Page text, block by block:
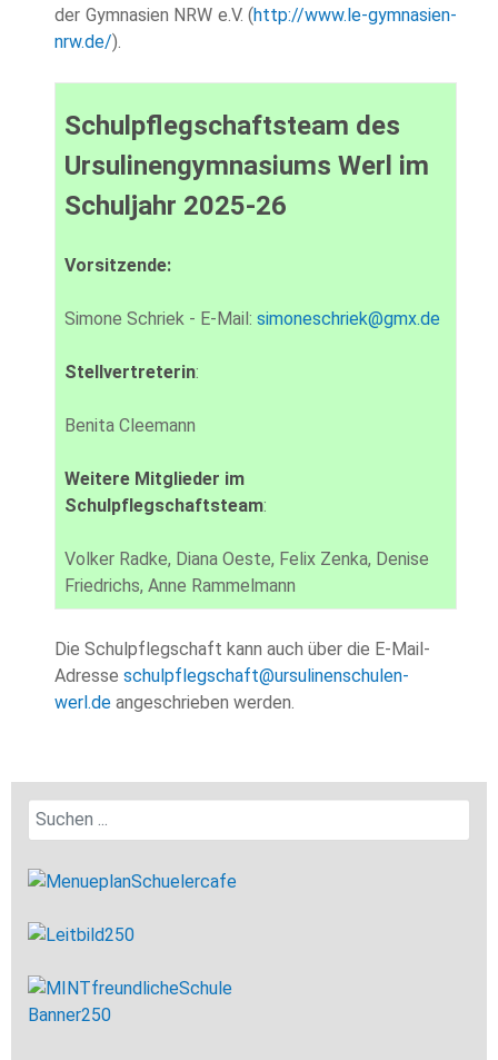
der Gymnasien NRW e.V. (http://www.le-gymnasien-
nrw.de/).
Schulpflegschaftsteam des
Ursulinengymnasiums Werl im
Schuljahr 2025-26
Vorsitzende:
Simone Schriek - E-Mail: simoneschriek@gmx.de
Stellvertreterin:
Benita Cleemann
Weitere Mitglieder im
Schulpflegschaftsteam:
Volker Radke, Diana Oeste, Felix Zenka, Denise
Friedrichs, Anne Rammelmann
Die Schulpflegschaft kann auch über die E-Mail-
Adresse schulpflegschaft@ursulinenschulen-
werl.de angeschrieben werden.